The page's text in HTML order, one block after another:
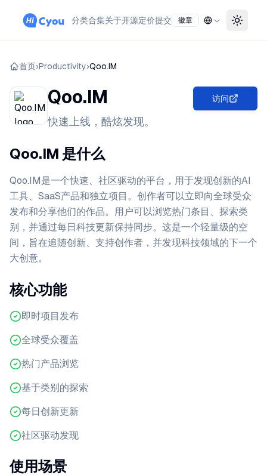
分类合集关于开源定价提交 徽章
首页›Productivity›Qoo.IM
Qoo.IM
快速上线，酷炫发现。
访问
Qoo.IM 是什么
Qoo.IM是一个快速、社区驱动的平台，用于发现创新的AI
工具、SaaS产品和独立项目。创作者可以立即向全球受众
发布和分享他们的作品。用户可以浏览热门条目、探索类
别，并通过每日科技更新保持同步。这是一个轻量级的空
间，旨在追随创新、支持创作者，并发现科技领域的下一个
大创意。
核心功能
即时项目发布
全球受众覆盖
热门产品浏览
基于类别的探索
每日创新更新
社区驱动发现
使用场景